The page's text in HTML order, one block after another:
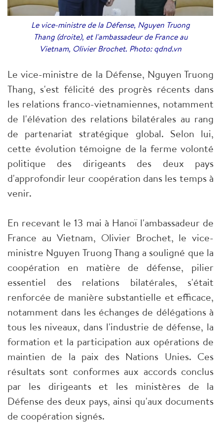
Le vice-ministre de la Défense, Nguyen Truong
Thang (droite), et l'ambassadeur de France au
Vietnam, Olivier Brochet. Photo: qdnd.vn
Le vice-ministre de la Défense, Nguyen Truong
Thang, s'est félicité des progrès récents dans
les relations franco-vietnamiennes, notamment
de l'élévation des relations bilatérales au rang
de partenariat stratégique global. Selon lui,
cette évolution témoigne de la ferme volonté
politique des dirigeants des deux pays
d'approfondir leur coopération dans les temps à
venir.
En recevant le 13 mai à Hanoï l'ambassadeur de
France au Vietnam, Olivier Brochet, le vice-
ministre Nguyen Truong Thang a souligné que la
coopération en matière de défense, pilier
essentiel des relations bilatérales, s'était
renforcée de manière substantielle et efficace,
notamment dans les échanges de délégations à
tous les niveaux, dans l'industrie de défense, la
formation et la participation aux opérations de
maintien de la paix des Nations Unies. Ces
résultats sont conformes aux accords conclus
par les dirigeants et les ministères de la
Défense des deux pays, ainsi qu'aux documents
de coopération signés.